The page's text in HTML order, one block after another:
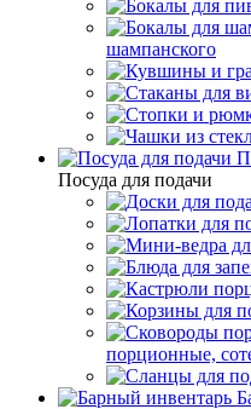
шампанского
Посуда для подачи
порционные,